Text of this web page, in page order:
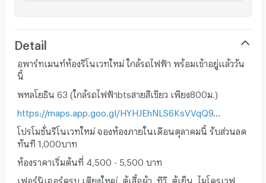
Detail
อพาร์ทเมนท์ห้องรีโนเวทใหม่ ใกล้รถไฟฟ้า พร้อมเข้าอยู่แล้ววัน
นี้
พหลโยธิน 63 (ใกล้รถไฟฟ้าbtsสายสีเขียว เพียง800ม.)
https://maps.app.goo.gl/HYHJEhNLS6KsVVqQ9...
โปรโมชั่นรีโนเวทใหม่ จองห้องภายในเดือนตุลาคมนี้ รับส่วนลด
ทันที 1,000บาท
ห้องราคาเริ่มต้นที่ 4,500 - 5,500 บาท
เฟอร์นิเจอร์ครบ เตียงใหญ่, ตู้เสื้อผ้า, ทีวี, ตู้เย็น, ไมโครเวฟ,